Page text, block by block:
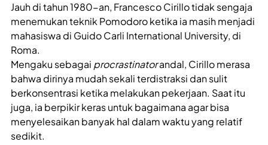
Jauh di tahun 1980-an, Francesco Cirillo tidak sengaja
menemukan teknik Pomodoro ketika ia masih menjadi
mahasiswa di Guido Carli International University, di
Roma.
Mengaku sebagai procrastinatorandal, Cirillo merasa
bahwa dirinya mudah sekali terdistraksi dan sulit
berkonsentrasi ketika melakukan pekerjaan. Saat itu
juga, ia berpikir keras untuk bagaimana agar bisa
menyelesaikan banyak hal dalam waktu yang relatif
sedikit.